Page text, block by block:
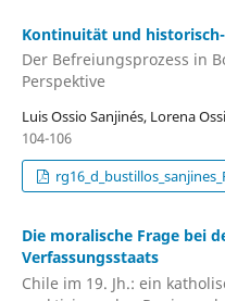
Kontinuität und
Der Befreiungsprozess in
Perspektive
Luis Ossio Sanjinés, Lorena
104-106
Die moralische Frage bei
Verfassungsstaats
Chile im 19. Jh.: ein